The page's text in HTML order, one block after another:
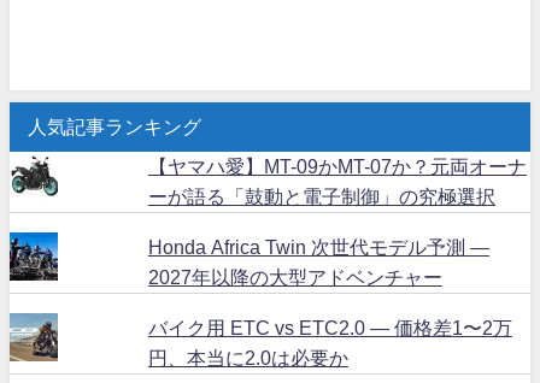
人気記事ランキング
【ヤマハ愛】MT-09かMT-07か？元両オーナ
ーが語る「鼓動と電子制御」の究極選択
Honda Africa Twin 次世代モデル予測 ―
2027年以降の大型アドベンチャー
バイク用 ETC vs ETC2.0 ― 価格差1〜2万
円、本当に2.0は必要か